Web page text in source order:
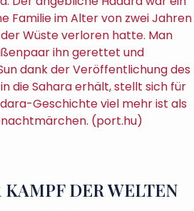
Familie im Alter von zwei Jahren
Wüste verloren hatte. Man
ihn gerettet und
dank der Veröffentlichung des
die Sahara erhält, stellt sich für
Geschichte viel mehr ist als
(port.hu)
DER WELTEN